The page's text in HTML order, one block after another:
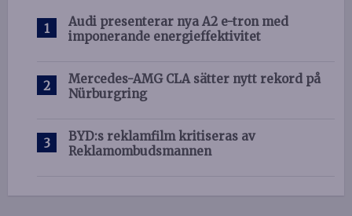
Audi presenterar nya A2 e-tron med
imponerande energieffektivitet
Mercedes-AMG CLA sätter nytt rekord på
Nürburgring
BYD:s reklamfilm kritiseras av
Reklamombudsmannen